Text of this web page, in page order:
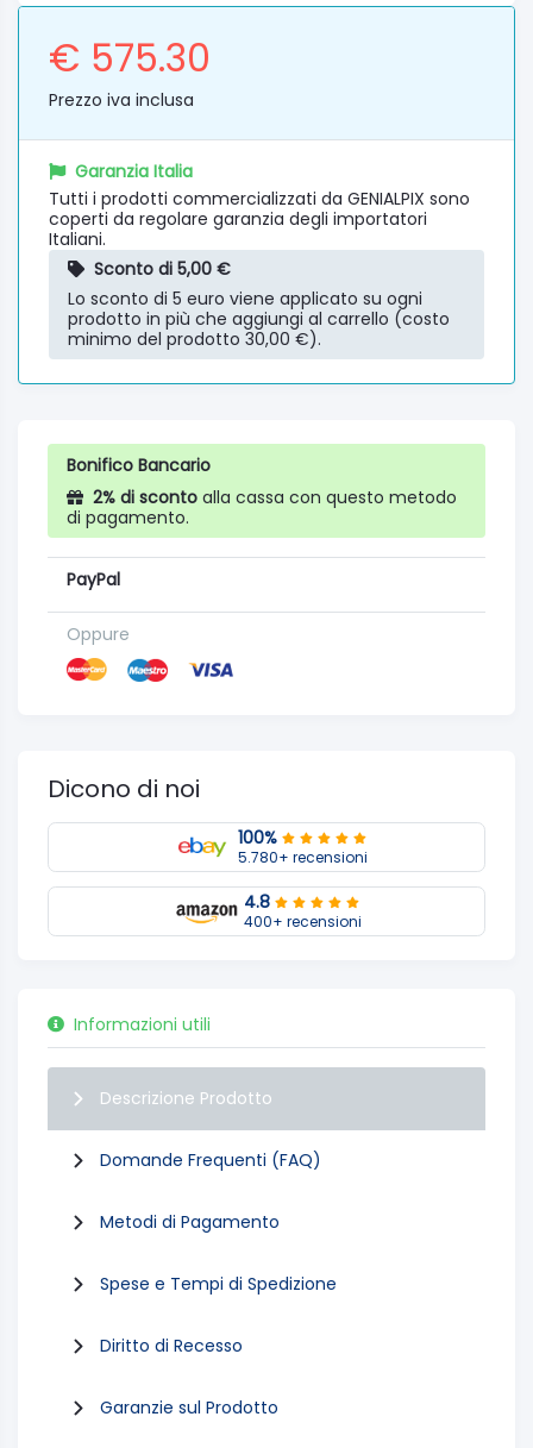
€ 575.30
Prezzo iva inclusa
Garanzia Italia
Tutti i prodotti commercializzati da GENIALPIX sono
coperti da regolare garanzia degli importatori
Italiani.
Sconto di 5,00 €
Lo sconto di 5 euro viene applicato su ogni
prodotto in più che aggiungi al carrello (costo
minimo del prodotto 30,00 €).
Bonifico Bancario
2% di sconto alla cassa con questo metodo
di pagamento.
PayPal
Oppure
Dicono di noi
100%
5.780+ recensioni
4.8
400+ recensioni
Informazioni utili
Descrizione Prodotto
Domande Frequenti (FAQ)
Metodi di Pagamento
Spese e Tempi di Spedizione
Diritto di Recesso
Garanzie sul Prodotto